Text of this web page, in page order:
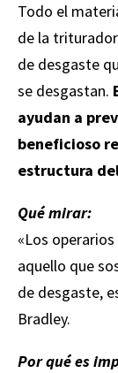
Todo el
de la
de desgaste
se desgastan.
ayudan a
beneficioso
estructura
Qué mirar:
«Los
aquello que
de desgaste,
Bradley.
Por qué es